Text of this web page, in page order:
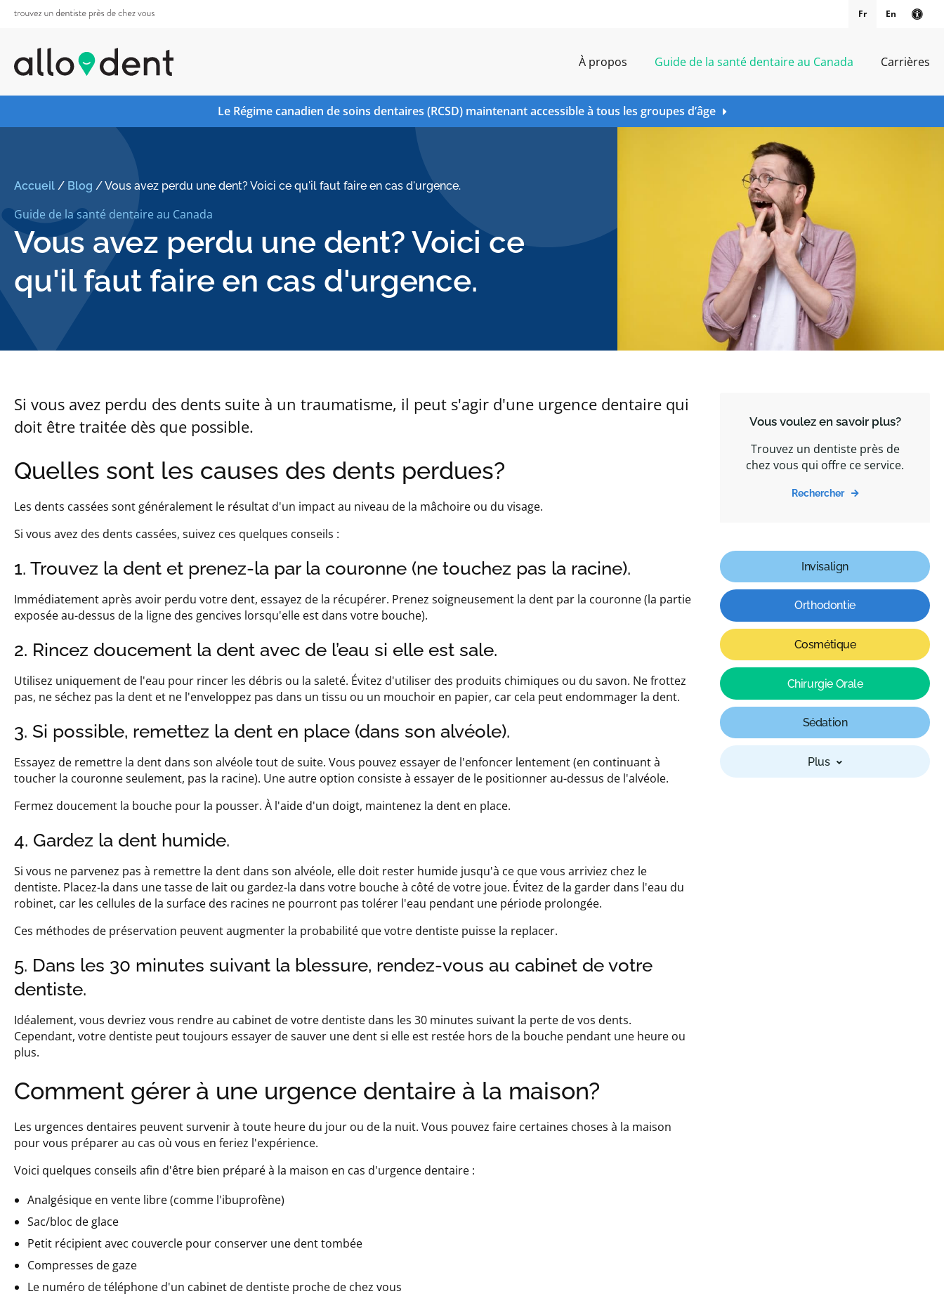
Fr En
À propos Guide de la santé dentaire au Canada Carrières
Le Régime canadien de soins dentaires (RCSD) maintenant accessible à tous les groupes d’âge
Accueil / Blog /Vous avez perdu une dent? Voici ce qu'il faut faire en cas d'urgence.
Guide de la santé dentaire au Canada
Vous avez perdu une dent? Voici ce
qu'il faut faire en cas d'urgence.
Si vous avez perdu des dents suite à un traumatisme, il peut s'agir d'une urgence dentaire qui
doit être traitée dès que possible.
Quelles sont les causes des dents perdues?
Les dents cassées sont généralement le résultat d'un impact au niveau de la mâchoire ou du visage.
Si vous avez des dents cassées, suivez ces quelques conseils :
1. Trouvez la dent et prenez-la par la couronne (ne touchez pas la racine).
Immédiatement après avoir perdu votre dent, essayez de la récupérer. Prenez soigneusement la dent par la couronne (la partie
exposée au-dessus de la ligne des gencives lorsqu'elle est dans votre bouche).
2. Rincez doucement la dent avec de l’eau si elle est sale.
Utilisez uniquement de l'eau pour rincer les débris ou la saleté. Évitez d'utiliser des produits chimiques ou du savon. Ne frottez
pas, ne séchez pas la dent et ne l'enveloppez pas dans un tissu ou un mouchoir en papier, car cela peut endommager la dent.
3. Si possible, remettez la dent en place (dans son alvéole).
Essayez de remettre la dent dans son alvéole tout de suite. Vous pouvez essayer de l'enfoncer lentement (en continuant à
toucher la couronne seulement, pas la racine). Une autre option consiste à essayer de le positionner au-dessus de l'alvéole.
Fermez doucement la bouche pour la pousser. À l'aide d'un doigt, maintenez la dent en place.
4. Gardez la dent humide.
Si vous ne parvenez pas à remettre la dent dans son alvéole, elle doit rester humide jusqu'à ce que vous arriviez chez le
dentiste. Placez-la dans une tasse de lait ou gardez-la dans votre bouche à côté de votre joue. Évitez de la garder dans l'eau du
robinet, car les cellules de la surface des racines ne pourront pas tolérer l'eau pendant une période prolongée.
Ces méthodes de préservation peuvent augmenter la probabilité que votre dentiste puisse la replacer.
5. Dans les 30 minutes suivant la blessure, rendez-vous au cabinet de votre
dentiste.
Idéalement, vous devriez vous rendre au cabinet de votre dentiste dans les 30 minutes suivant la perte de vos dents.
Cependant, votre dentiste peut toujours essayer de sauver une dent si elle est restée hors de la bouche pendant une heure ou
plus.
Comment gérer à une urgence dentaire à la maison?
Les urgences dentaires peuvent survenir à toute heure du jour ou de la nuit. Vous pouvez faire certaines choses à la maison
pour vous préparer au cas où vous en feriez l'expérience.
Voici quelques conseils afin d'être bien préparé à la maison en cas d'urgence dentaire :
Analgésique en vente libre (comme l'ibuprofène)
Sac/bloc de glace
Petit récipient avec couvercle pour conserver une dent tombée
Compresses de gaze
Le numéro de téléphone d'un cabinet de dentiste proche de chez vous
Vous voulez en savoir plus?
Trouvez un dentiste près de
chez vous qui offre ce service.
Rechercher
Invisalign
Orthodontie
Cosmétique
Chirurgie Orale
Sédation
Plus